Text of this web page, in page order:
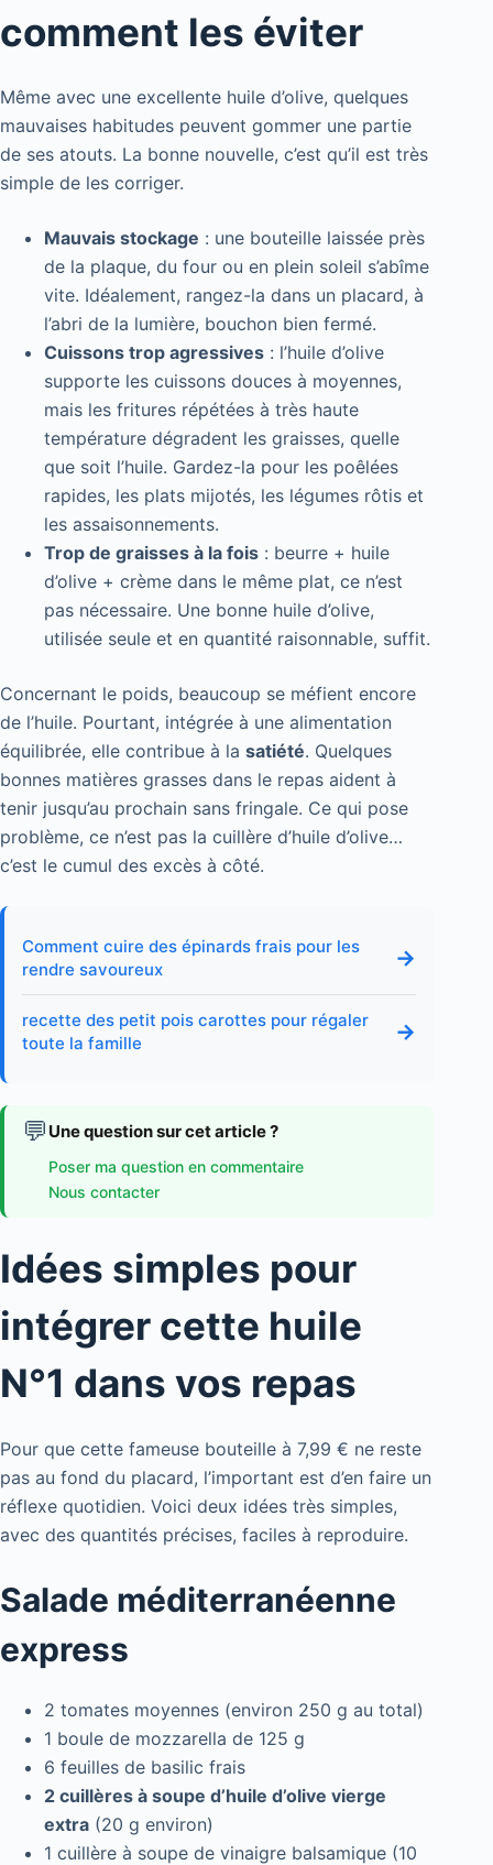
comment les éviter
Même avec une excellente huile d’olive, quelques
mauvaises habitudes peuvent gommer une partie
de ses atouts. La bonne nouvelle, c’est qu’il est très
simple de les corriger.
Mauvais stockage : une bouteille laissée près
de la plaque, du four ou en plein soleil s’abîme
vite. Idéalement, rangez-la dans un placard, à
l’abri de la lumière, bouchon bien fermé.
Cuissons trop agressives : l’huile d’olive
supporte les cuissons douces à moyennes,
mais les fritures répétées à très haute
température dégradent les graisses, quelle
que soit l’huile. Gardez-la pour les poêlées
rapides, les plats mijotés, les légumes rôtis et
les assaisonnements.
Trop de graisses à la fois : beurre + huile
d’olive + crème dans le même plat, ce n’est
pas nécessaire. Une bonne huile d’olive,
utilisée seule et en quantité raisonnable, suffit.
Concernant le poids, beaucoup se méfient encore
de l’huile. Pourtant, intégrée à une alimentation
équilibrée, elle contribue à la satiété. Quelques
bonnes matières grasses dans le repas aident à
tenir jusqu’au prochain sans fringale. Ce qui pose
problème, ce n’est pas la cuillère d’huile d’olive…
c’est le cumul des excès à côté.
Comment cuire des épinards frais pour les
rendre savoureux
→
recette des petit pois carottes pour régaler
toute la famille
→
💬 Une question sur cet article ?
Poser ma question en commentaire
Nous contacter
Idées simples pour
intégrer cette huile
N°1 dans vos repas
Pour que cette fameuse bouteille à 7,99 € ne reste
pas au fond du placard, l’important est d’en faire un
réflexe quotidien. Voici deux idées très simples,
avec des quantités précises, faciles à reproduire.
Salade méditerranéenne
express
2 tomates moyennes (environ 250 g au total)
1 boule de mozzarella de 125 g
6 feuilles de basilic frais
2 cuillères à soupe d’huile d’olive vierge
extra (20 g environ)
1 cuillère à soupe de vinaigre balsamique (10